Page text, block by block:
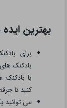
بهترین
برای
بادکنک
با
کنید تا
می توانید